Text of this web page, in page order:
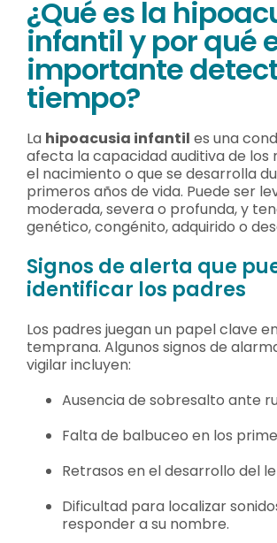
¿Qué es la
infantil y por qué
importante
tiempo?
La hipoacusia infantil es una
afecta la capacidad auditiva de los
el nacimiento o que se desarrolla
primeros años de vida. Puede ser
moderada, severa o profunda, y
genético, congénito, adquirido o
Signos de alerta que
identificar los padres
Los padres juegan un papel clave
temprana. Algunos signos de
vigilar incluyen:
Ausencia de sobresalto ante
Falta de balbuceo en los
Retrasos en el desarrollo del
Dificultad para localizar
responder a su nombre.